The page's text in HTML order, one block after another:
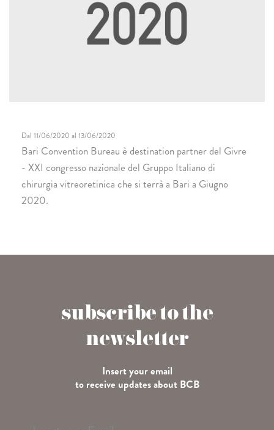
Dal 11/06/2020 al 13/06/2020
Bari Convention Bureau è destination partner del Givre
- XXI congresso nazionale del Gruppo Italiano di
chirurgia vitreoretinica che si terrà a Bari a Giugno
2020.
subscribe to the
newsletter
Insert your email
to receive updates about BCB